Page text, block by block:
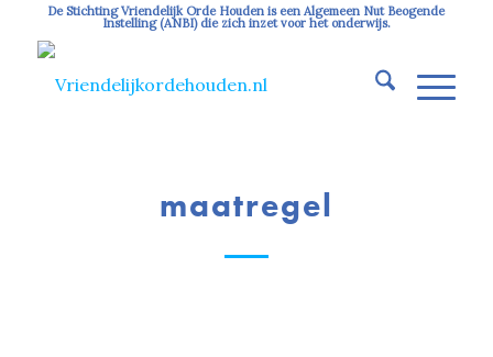
De Stichting Vriendelijk Orde Houden is een Algemeen Nut Beogende
Instelling (ANBI) die zich inzet voor het onderwijs.
maatregel